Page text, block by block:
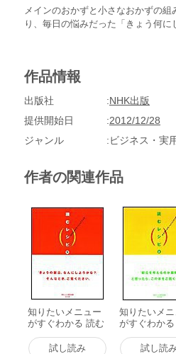
メインのおかずと小さなおかずの
り、毎日の悩みだった「きょう何に
ートや常備菜、知っておくと便利
作品情報
出版社
NHK出版
提供開始日
2012/12/28
ジャンル
ビジネス・実
作者の関連作品
知りたいメニュー
がすぐわかる 読む
レシピ 1 和 電子書
籍版
試し読み
知りたいメニ
がすぐわか
レシピ 2 和
籍版
試し読